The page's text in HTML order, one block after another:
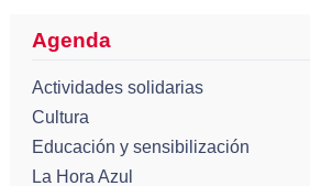
Agenda
Actividades solidarias
Cultura
Educación y sensibilización
La Hora Azul